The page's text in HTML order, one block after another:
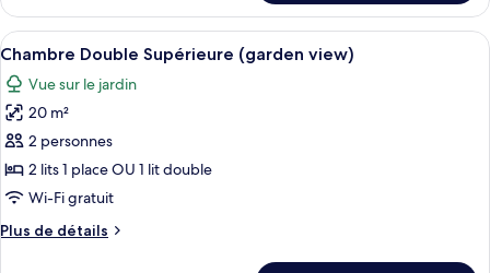
Standard
(city
view)
le
type
de
chambre
Chambre
Double
Standard
(city
view)
Afficher
toutes
les
photos
pour
ce
type
chambre :
Une chambre d’hôtel moderne
10
Chambre Double Supérieure (garden view)
Vue sur le jardin
20 m²
2 personnes
2 lits 1 place OU 1 lit double
Wi-Fi gratuit
Plus de détails
Plus